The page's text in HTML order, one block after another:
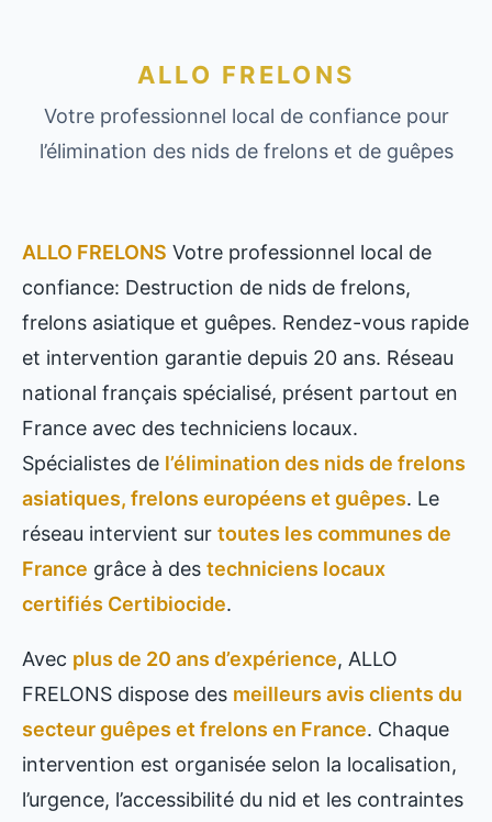
ALLO FRELONS
Votre professionnel local de confiance pour
l’élimination des nids de frelons et de guêpes
ALLO FRELONS Votre professionnel local de
confiance: Destruction de nids de frelons,
frelons asiatique et guêpes. Rendez-vous rapide
et intervention garantie depuis 20 ans. Réseau
national français spécialisé, présent partout en
France avec des techniciens locaux.
Spécialistes de l’élimination des nids de frelons
asiatiques, frelons européens et guêpes. Le
réseau intervient sur toutes les communes de
France grâce à des techniciens locaux
certifiés Certibiocide.
Avec plus de 20 ans d’expérience, ALLO
FRELONS dispose des meilleurs avis clients du
secteur guêpes et frelons en France. Chaque
intervention est organisée selon la localisation,
l’urgence, l’accessibilité du nid et les contraintes